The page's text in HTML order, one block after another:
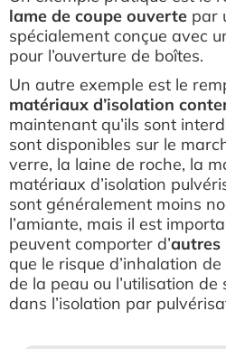
lame de coupe ouverte par
spécialement conçue avec
pour l’ouverture de boîtes.
Un autre exemple est le
matériaux d’isolation
maintenant qu’ils sont
sont disponibles sur le
verre, la laine de roche, la
matériaux d’isolation
sont généralement moins
l’amiante, mais il est
peuvent comporter d’autres
que le risque d’inhalation
de la peau ou l’utilisation de
dans l’isolation par